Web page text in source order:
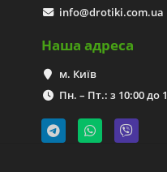
info@drotiki.com.ua
Наша адреса
м. Київ
Пн. – Пт.: з 10:00 до